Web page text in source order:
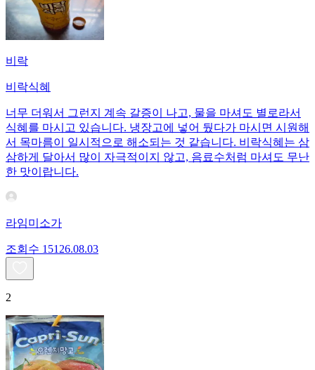
비락
비락식혜
너무 더워서 그런지 계속 갈증이 나고, 물을 마셔도 별로라서
식혜를 마시고 있습니다. 냉장고에 넣어 뒀다가 마시면 시원해
서 목마름이 일시적으로 해소되는 것 같습니다. 비락식혜는 삼
삼하게 달아서 많이 자극적이지 않고, 음료수처럼 마셔도 무난
한 맛이랍니다.
라임미소가
조회수 151 26.08.03
2